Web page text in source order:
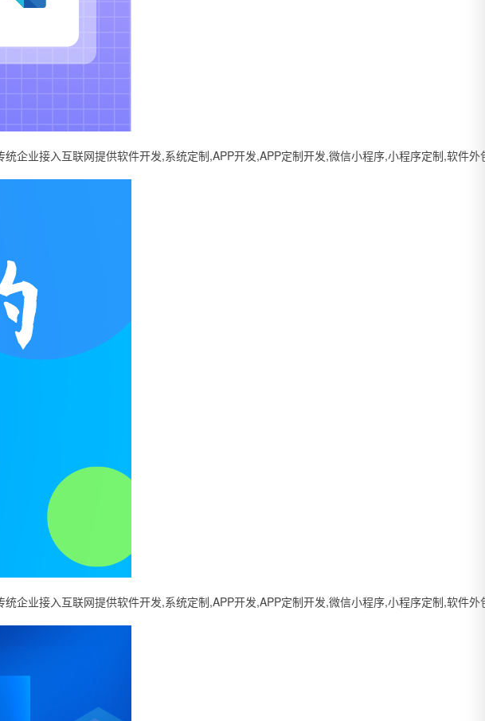
企业接入互联网提供软件开发,系统定制,APP开发,APP定制开发,微信小程序,小程序定制,软件外
企业接入互联网提供软件开发,系统定制,APP开发,APP定制开发,微信小程序,小程序定制,软件外